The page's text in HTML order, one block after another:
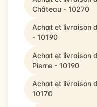
Château - 10270
Achat et livraison
- 10190
Achat et livraison
Pierre - 10190
Achat et livraison
10170